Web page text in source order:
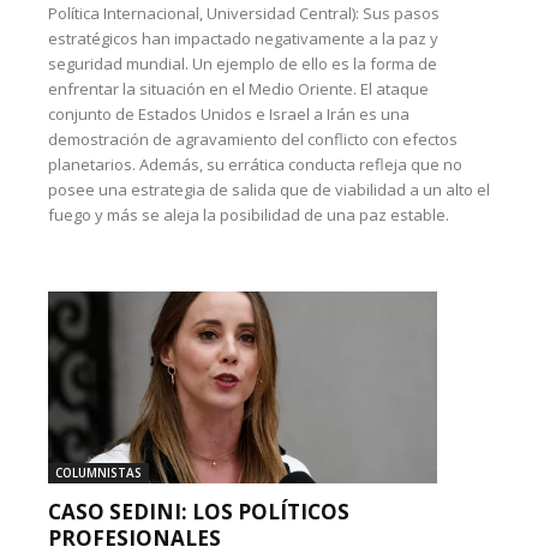
Política Internacional, Universidad Central): Sus pasos
estratégicos han impactado negativamente a la paz y
seguridad mundial. Un ejemplo de ello es la forma de
enfrentar la situación en el Medio Oriente. El ataque
conjunto de Estados Unidos e Israel a Irán es una
demostración de agravamiento del conflicto con efectos
planetarios. Además, su errática conducta refleja que no
posee una estrategia de salida que de viabilidad a un alto el
fuego y más se aleja la posibilidad de una paz estable.
COLUMNISTAS
CASO SEDINI: LOS POLÍTICOS
PROFESIONALES